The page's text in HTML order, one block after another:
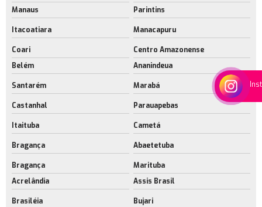
Manaus
Parintins
Itacoatiara Manacapuru
Coari
Centro Amazonense
Belém
Ananindeua
Santarém Marabá
Castanhal Parauapebas
Itaituba Cametá
Bragança Abaetetuba
Bragança
Marituba
Acrelândia
Assis Brasil
Brasiléia Bujari